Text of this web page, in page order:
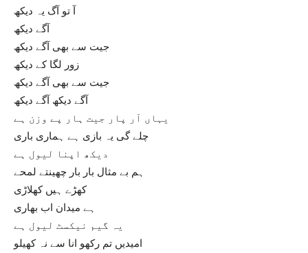
آ تو آگ یہ دیکھ
آگے دیکھ
جیت سے بھی آگے دیکھ
زور لگا کے دیکھ
جیت سے بھی آگے دیکھ
آگے دیکھ آگے دیکھ
یہاں آر پار جیت ہار پے وزن ہے
چلے گی یہ بازی ہے ہماری باری
دیکھ اپنا لیول ہے
ہم بے مثال بار بار چھینتے لمحے
کھڑے ہیں کھلاڑی
ہے میدان اب بھاری
یہ گیم نیکسٹ لیول ہے
امیدیں تم رکھو انا سے نہ کھیلو